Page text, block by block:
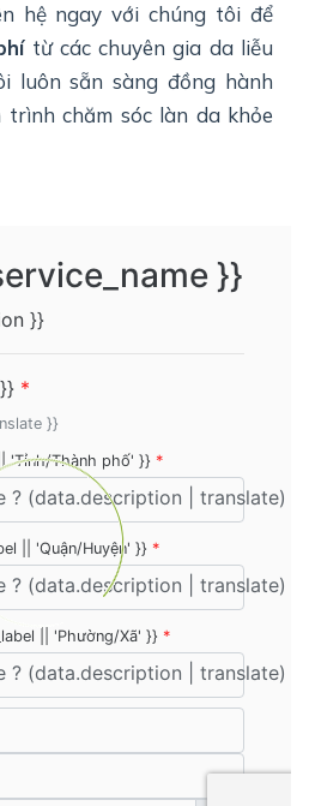
hệ ngay với chúng tôi để
từ các chuyên gia da liễu
luôn sẵn sàng đồng hành
chăm sóc làn da khỏe